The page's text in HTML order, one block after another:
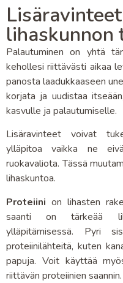
lihaskunnon
Palautuminen on yhtä
kehollesi riittävästi aikaa
panosta laadukkaaseen
korjata ja uudistaa
kasvulle ja palautumiselle.
Lisäravinteet voivat
ylläpitoa vaikka ne
ruokavaliota. Tässä
lihaskuntoa.
Proteiini on lihasten
saanti on tärkeää
ylläpitämisessä. Pyri
proteiinilähteitä, kuten
papuja. Voit käyttää
riittävän proteiinien saannin.